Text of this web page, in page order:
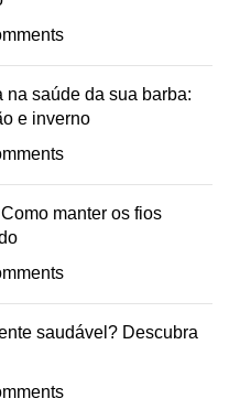
na saúde da sua barba:
e inverno
manter os fios
saudável? Descubra